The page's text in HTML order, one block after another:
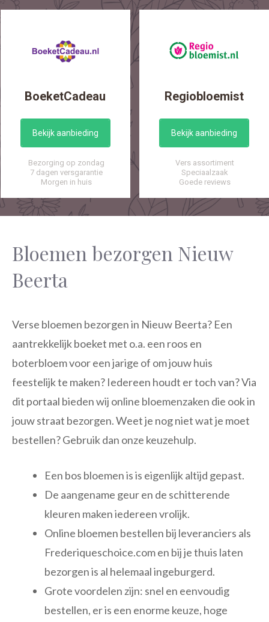
BoeketCadeau
Bekijk aanbieding
Bezorging op zondag
7 dagen versgarantie
Morgen in huis
Regiobloemist
Bekijk aanbieding
Vers assortiment
Speciaalzaak
Goede reviews
Bloemen bezorgen Nieuw
Beerta
Verse bloemen bezorgen in Nieuw Beerta? Een
aantrekkelijk boeket met o.a. een roos en
boterbloem voor een jarige of om jouw huis
feestelijk te maken? Iedereen houdt er toch van? Via
dit portaal bieden wij online bloemenzaken die ook in
jouw straat bezorgen. Weet je nog niet wat je moet
bestellen? Gebruik dan onze keuzehulp.
Een bos bloemen is is eigenlijk altijd gepast.
De aangename geur en de schitterende
kleuren maken iedereen vrolijk.
Online bloemen bestellen bij leveranciers als
Frederiqueschoice.com en bij je thuis laten
bezorgen is al helemaal ingeburgerd.
Grote voordelen zijn: snel en eenvoudig
bestellen, er is een enorme keuze, hoge